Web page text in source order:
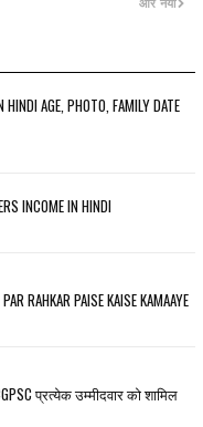
और नया
AGE, PHOTO, FAMILY DATE
INCOME IN HINDI
RAHKAR PAISE KAISE KAMAAYE
प्रत्येक उम्मीदवार को शामिल